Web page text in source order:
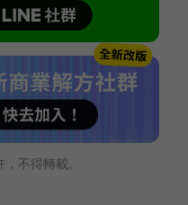
不得轉載。